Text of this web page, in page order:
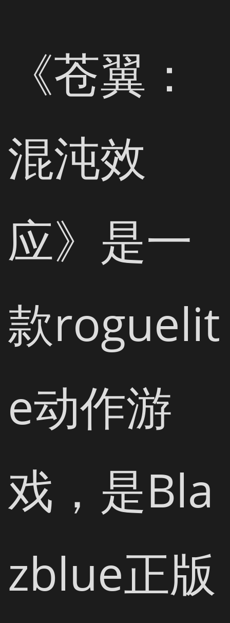
《苍翼：
混沌效
应》是一
款roguelit
e动作游
戏，是Bla
zblue正版